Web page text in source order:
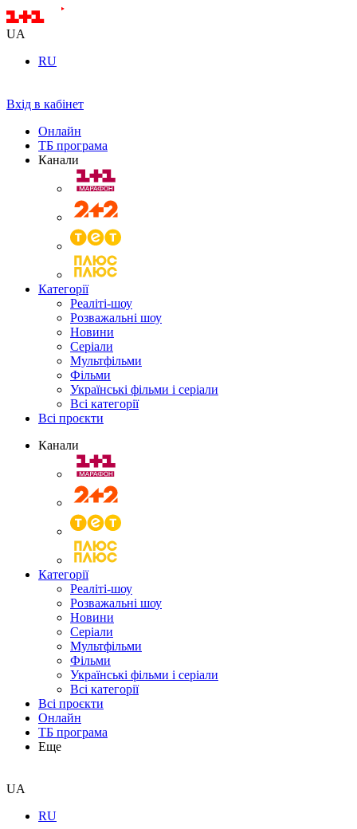
UA
RU
Вхід в кабінет
Онлайн
ТБ програма
Канали
Категорії
Реаліті-шоу
Розважальні шоу
Новини
Серіали
Мультфільми
Фільми
Українські фільми і серіали
Всі категорії
Всі проєкти
Канали
Категорії
Реаліті-шоу
Розважальні шоу
Новини
Серіали
Мультфільми
Фільми
Українські фільми і серіали
Всі категорії
Всі проєкти
Онлайн
ТБ програма
Еще
UA
RU